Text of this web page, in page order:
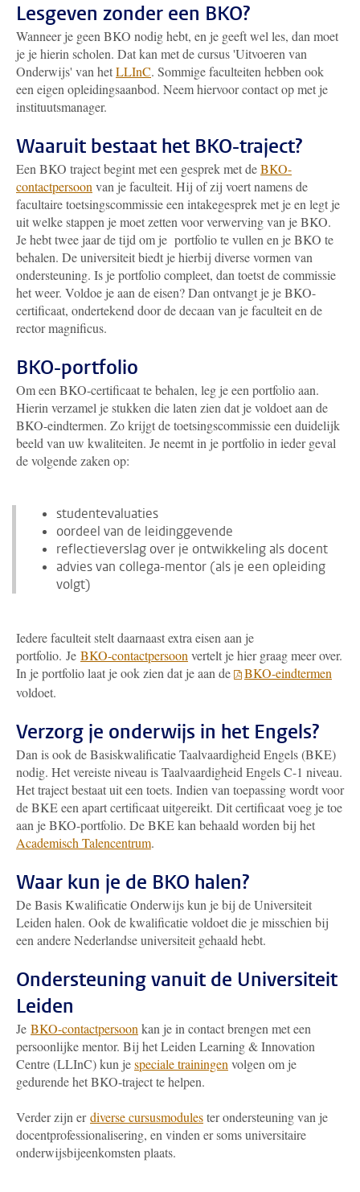
Lesgeven zonder een BKO?
Wanneer je geen BKO nodig hebt, en je geeft wel les, dan moet
je je hierin scholen. Dat kan met de cursus 'Uitvoeren van
Onderwijs' van hetLLInC. Sommige faculteiten hebben ook
een eigen opleidingsaanbod. Neem hiervoor contact op met je
instituutsmanager.
Waaruit bestaat het BKO-traject?
Een BKO traject begint met een gesprek met deBKO-
contactpersoon van je faculteit. Hij of zij voert namens de
facultaire toetsingscommissie een intakegesprek met je en legt je
uit welke stappen je moet zetten voor verwerving van je BKO.
Je hebt twee jaar de tijd om je portfolio te vullen en je BKO te
behalen. De universiteit biedt je hierbij diverse vormen van
ondersteuning. Is je portfolio compleet, dan toetst de commissie
het weer. Voldoe je aan de eisen? Dan ontvangt je je BKO-
certificaat, ondertekend door de decaan van je faculteit en de
rector magnificus.
BKO-portfolio
Om een BKO-certificaat te behalen, leg je een portfolio aan.
Hierin verzamel je stukken die laten zien dat je voldoet aan de
BKO-eindtermen. Zo krijgt de toetsingscommissie een duidelijk
beeld van uw kwaliteiten. Je neemt in je portfolio in ieder geval
de volgende zaken op:
studentevaluaties
oordeel van de leidinggevende
reflectieverslag over je ontwikkeling als docent
advies van collega-mentor (als je een opleiding
volgt)
Iedere faculteit stelt daarnaast extra eisen aan je
portfolio. Je BKO-contactpersoon vertelt je hier graag meer over.
In je portfolio laat je ook zien dat je aan de
BKO-eindtermen
voldoet.
Verzorg je onderwijs in het Engels?
Dan is ook de Basiskwalificatie Taalvaardigheid Engels (BKE)
nodig. Het vereiste niveau is Taalvaardigheid Engels C-1 niveau.
Het traject bestaat uit een toets. Indien van toepassing wordt voor
de BKE een apart certificaat uitgereikt. Dit certificaat voeg je toe
aan je BKO-portfolio. De BKE kan behaald worden bij het
Academisch Talencentrum.
Waar kun je de BKO halen?
De Basis Kwalificatie Onderwijs kun je bij de Universiteit
Leiden halen. Ook de kwalificatie voldoet die je misschien bij
een andere Nederlandse universiteit gehaald hebt.
Ondersteuning vanuit de Universiteit
Leiden
Je BKO-contactpersoon kan je in contact brengen met een
persoonlijke mentor. Bij het Leiden Learning & Innovation
Centre (LLInC) kun jespeciale trainingen volgen om je
gedurende het BKO-traject te helpen.
Verder zijn erdiverse cursusmodulester ondersteuning van je
docentprofessionalisering, en vinden er soms universitaire
onderwijsbijeenkomsten plaats.